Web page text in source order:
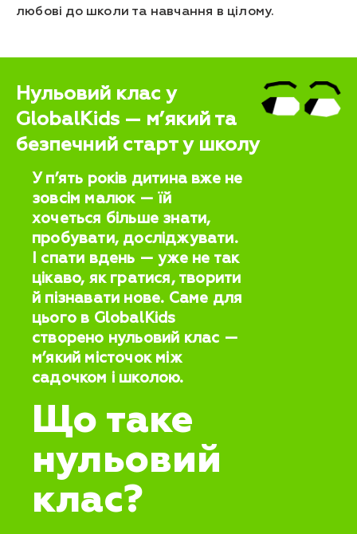
любові до школи та навчання в цілому.
Нульовий клас у
GlobalKids — м’який та
безпечний старт у школу
У п’ять років дитина вже не
зовсім малюк — їй
хочеться більше знати,
пробувати, досліджувати.
І спати вдень — уже не так
цікаво, як гратися, творити
й пізнавати нове. Саме для
цього в GlobalKids
створено нульовий клас —
м’який місточок між
садочком і школою.
Що таке
нульовий
клас?